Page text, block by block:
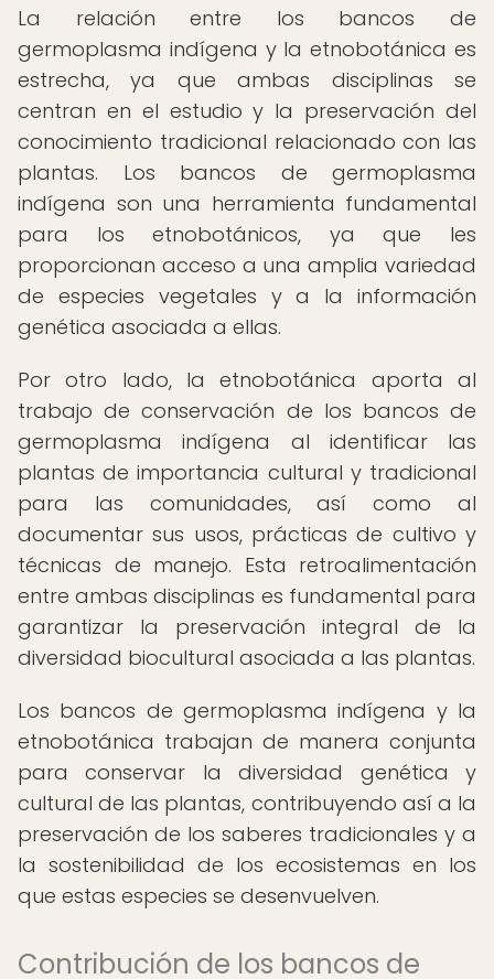
La relación entre los bancos de
germoplasma indígena y la etnobotánica es
estrecha, ya que ambas disciplinas se
centran en el estudio y la preservación del
conocimiento tradicional relacionado con las
plantas. Los bancos de germoplasma
indígena son una herramienta fundamental
para los etnobotánicos, ya que les
proporcionan acceso a una amplia variedad
de especies vegetales y a la información
genética asociada a ellas.
Por otro lado, la etnobotánica aporta al
trabajo de conservación de los bancos de
germoplasma indígena al identificar las
plantas de importancia cultural y tradicional
para las comunidades, así como al
documentar sus usos, prácticas de cultivo y
técnicas de manejo. Esta retroalimentación
entre ambas disciplinas es fundamental para
garantizar la preservación integral de la
diversidad biocultural asociada a las plantas.
Los bancos de germoplasma indígena y la
etnobotánica trabajan de manera conjunta
para conservar la diversidad genética y
cultural de las plantas, contribuyendo así a la
preservación de los saberes tradicionales y a
la sostenibilidad de los ecosistemas en los
que estas especies se desenvuelven.
Contribución de los bancos de